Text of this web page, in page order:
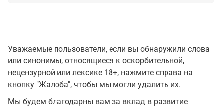
Уважаемые пользователи, если вы обнаружили слова
или синонимы, относящиеся к оскорбительной,
нецензурной или лексике 18+, нажмите справа на
кнопку "Жалоба", чтобы мы могли удалить их.
Мы будем благодарны вам за вклад в развитие